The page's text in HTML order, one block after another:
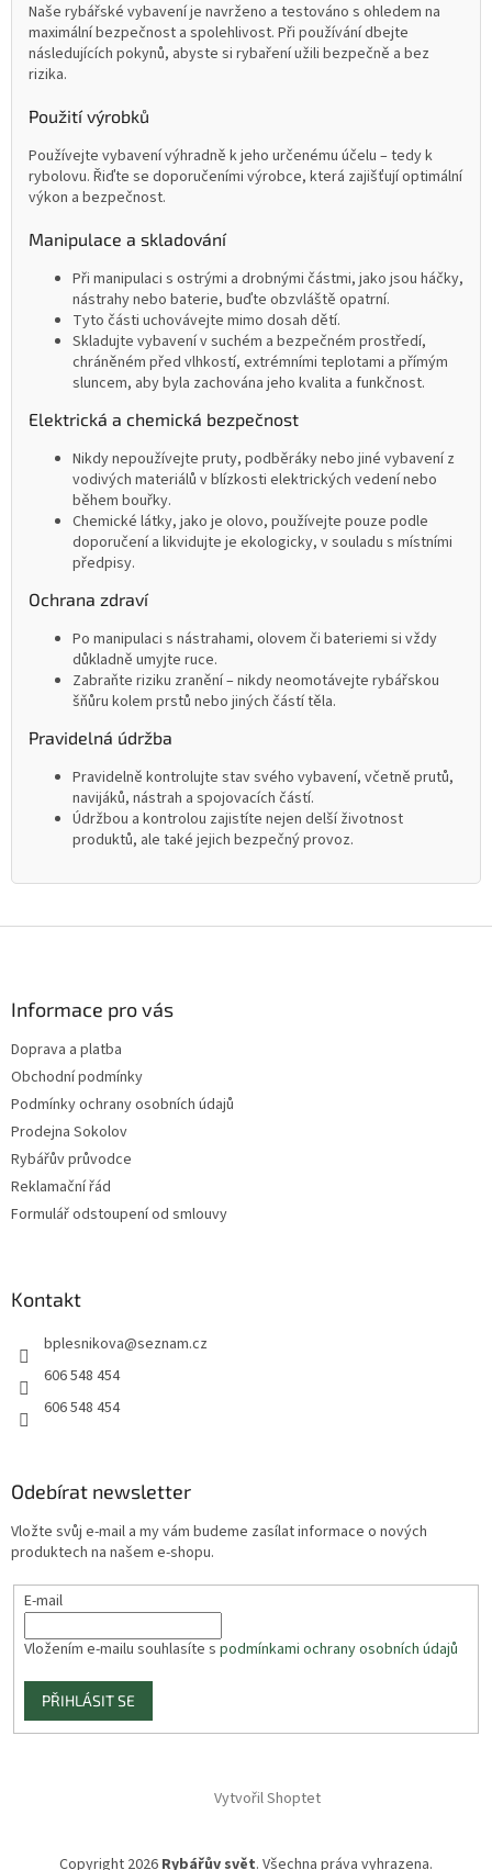
Naše rybářské vybavení je navrženo a testováno s ohledem na
maximální bezpečnost a spolehlivost. Při používání dbejte
následujících pokynů, abyste si rybaření užili bezpečně a bez
rizika.
Použití výrobků
Používejte vybavení výhradně k jeho určenému účelu – tedy k
rybolovu. Řiďte se doporučeními výrobce, která zajišťují optimální
výkon a bezpečnost.
Manipulace a skladování
Při manipulaci s ostrými a drobnými částmi, jako jsou háčky,
nástrahy nebo baterie, buďte obzvláště opatrní.
Tyto části uchovávejte mimo dosah dětí.
Skladujte vybavení v suchém a bezpečném prostředí,
chráněném před vlhkostí, extrémními teplotami a přímým
sluncem, aby byla zachována jeho kvalita a funkčnost.
Elektrická a chemická bezpečnost
Nikdy nepoužívejte pruty, podběráky nebo jiné vybavení z
vodivých materiálů v blízkosti elektrických vedení nebo
během bouřky.
Chemické látky, jako je olovo, používejte pouze podle
doporučení a likvidujte je ekologicky, v souladu s místními
předpisy.
Ochrana zdraví
Po manipulaci s nástrahami, olovem či bateriemi si vždy
důkladně umyjte ruce.
Zabraňte riziku zranění – nikdy neomotávejte rybářskou
šňůru kolem prstů nebo jiných částí těla.
Pravidelná údržba
Pravidelně kontrolujte stav svého vybavení, včetně prutů,
navijáků, nástrah a spojovacích částí.
Údržbou a kontrolou zajistíte nejen delší životnost
produktů, ale také jejich bezpečný provoz.
Informace pro vás
Doprava a platba
Obchodní podmínky
Podmínky ochrany osobních údajů
Prodejna Sokolov
Rybářův průvodce
Reklamační řád
Formulář odstoupení od smlouvy
Kontakt
bplesnikova@seznam.cz
606 548 454
606 548 454
Odebírat newsletter
Vložte svůj e-mail a my vám budeme zasílat informace o nových
produktech na našem e-shopu.
E-mail
Vložením e-mailu souhlasíte s podmínkami ochrany osobních údajů
PŘIHLÁSIT SE
Vytvořil Shoptet
Copyright 2026 Rybářův svět. Všechna práva vyhrazena.